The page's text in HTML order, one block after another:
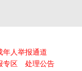
年人举报通道
专区
处理公告